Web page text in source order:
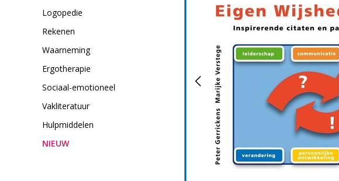
Logopedie
Rekenen
Waarneming
Ergotherapie
Sociaal-emotioneel
Vakliteratuur
Hulpmiddelen
NIEUW